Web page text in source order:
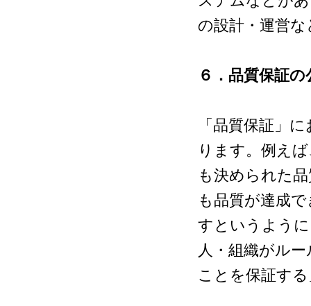
の設計・運営
６．品質保証の
「品質保証」
ります。例え
も決められた
も品質が達成
すというよう
人・組織がル
ことを保証す